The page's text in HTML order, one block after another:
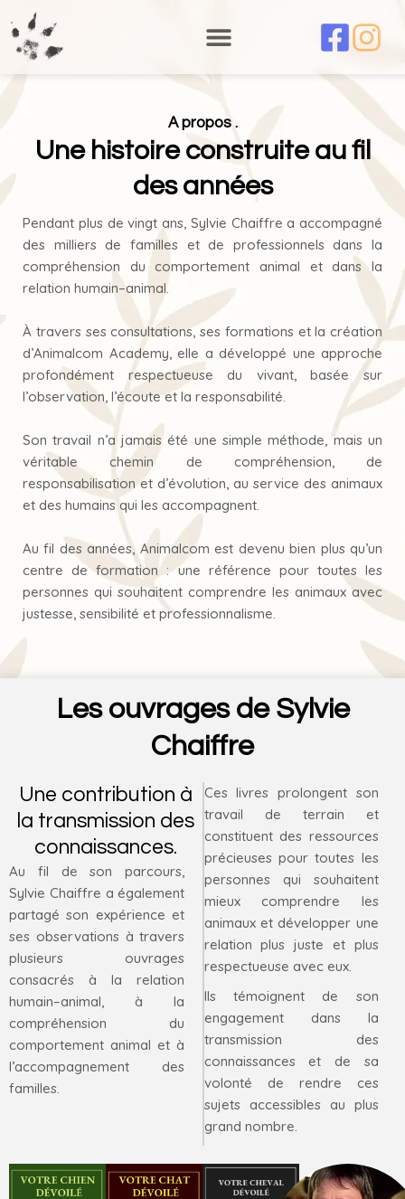
au
contenu
A propos .
Une histoire construite au fil
des années
Pendant plus de vingt ans, Sylvie Chaiffre a accompagné
des milliers de familles et de professionnels dans la
compréhension du comportement animal et dans la
relation humain–animal.
À travers ses consultations, ses formations et la création
d’Animalcom Academy, elle a développé une approche
profondément respectueuse du vivant, basée sur
l’observation, l’écoute et la responsabilité.
Son travail n’a jamais été une simple méthode, mais un
véritable chemin de compréhension, de
responsabilisation et d’évolution, au service des animaux
et des humains qui les accompagnent.
Au fil des années, Animalcom est devenu bien plus qu’un
centre de formation : une référence pour toutes les
personnes qui souhaitent comprendre les animaux avec
justesse, sensibilité et professionnalisme.
Les ouvrages de Sylvie
Chaiffre
Une contribution à
la transmission des
connaissances.
Au fil de son parcours,
Sylvie Chaiffre a également
partagé son expérience et
ses observations à travers
plusieurs ouvrages
consacrés à la relation
humain–animal, à la
compréhension du
comportement animal et à
l’accompagnement des
familles.
Ces livres prolongent son
travail de terrain et
constituent des ressources
précieuses pour toutes les
personnes qui souhaitent
mieux comprendre les
animaux et développer une
relation plus juste et plus
respectueuse avec eux.
Ils témoignent de son
engagement dans la
transmission des
connaissances et de sa
volonté de rendre ces
sujets accessibles au plus
grand nombre.